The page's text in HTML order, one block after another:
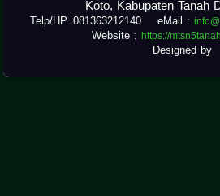
Koto, Kabupaten Tanah
Telp/HP. 081363212140 eMail :
Website : https://
Designed by